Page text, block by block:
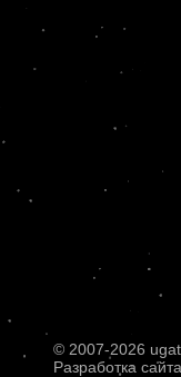
© 2007-2026
Разработка